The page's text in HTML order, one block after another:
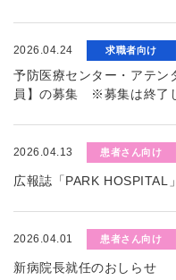
2026.04.24 求職者向け
予防医療センター・アテン
員】の募集 ※募集は終了
2026.04.13 患者さん向け
広報誌「PARK HOSPITAL
2026.04.01 患者さん向け
新病院長就任のおしらせ